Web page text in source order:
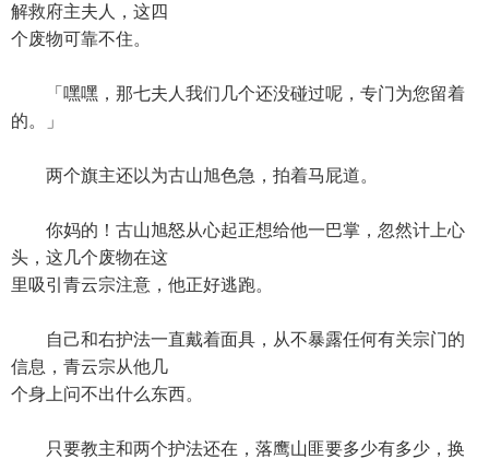
解救府主夫人，这四
个废物可靠不住。
「嘿嘿，那七夫人我们几个还没碰过呢，专门为您留着
的。」
两个旗主还以为古山旭色急，拍着马屁道。
你妈的！古山旭怒从心起正想给他一巴掌，忽然计上心
头，这几个废物在这
里吸引青云宗注意，他正好逃跑。
自己和右护法一直戴着面具，从不暴露任何有关宗门的
信息，青云宗从他几
个身上问不出什么东西。
只要教主和两个护法还在，落鹰山匪要多少有多少，换